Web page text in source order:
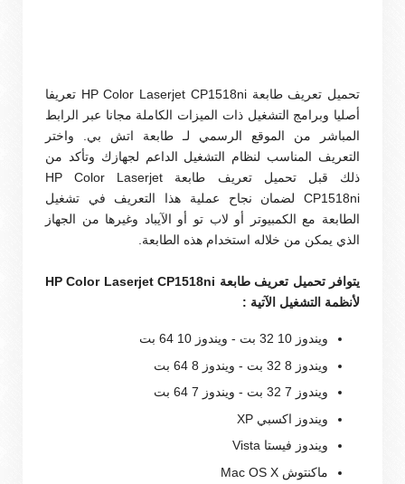
تحميل تعريف طابعة HP Color Laserjet CP1518ni تعريفا
أصليا وبرامج التشغيل ذات الميزات الكاملة مجانا عبر الرابط
المباشر من الموقع الرسمي لـ طابعة اتش بي. واختر
التعريف المناسب لنظام التشغيل الداعم لجهازك وتأكد من
ذلك قبل تحميل تعريف طابعة HP Color Laserjet
CP1518ni لضمان نجاح عملية هذا التعريف في تشغيل
الطابعة مع الكمبيوتر أو لاب تو أو الآيباد وغيرها من الجهاز
الذي يمكن من خلاله استخدام هذه الطابعة.
يتوافر تحميل تعريف طابعة HP Color Laserjet CP1518ni
لأنظمة التشغيل الآتية :
ويندوز 10 32 بت - ويندوز 10 64 بت
ويندوز 8 32 بت - ويندوز 8 64 بت
ويندوز 7 32 بت - ويندوز 7 64 بت
ويندوز اكسبي XP
ويندوز فيستا Vista
ماكنتوش Mac OS X